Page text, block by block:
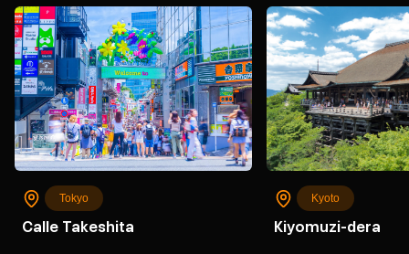
Tokyo
Calle Takeshita
Kyoto
Kiyomuzi-dera